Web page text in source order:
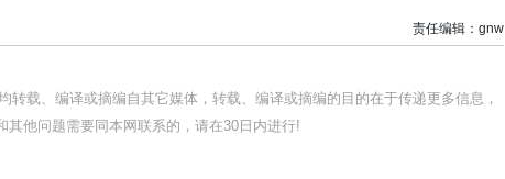
责任编辑：gnw
转载、编译或摘编自其它媒体，转载、编译或摘编的目的在于传递更多信息，
他问题需要同本网联系的，请在30日内进行!